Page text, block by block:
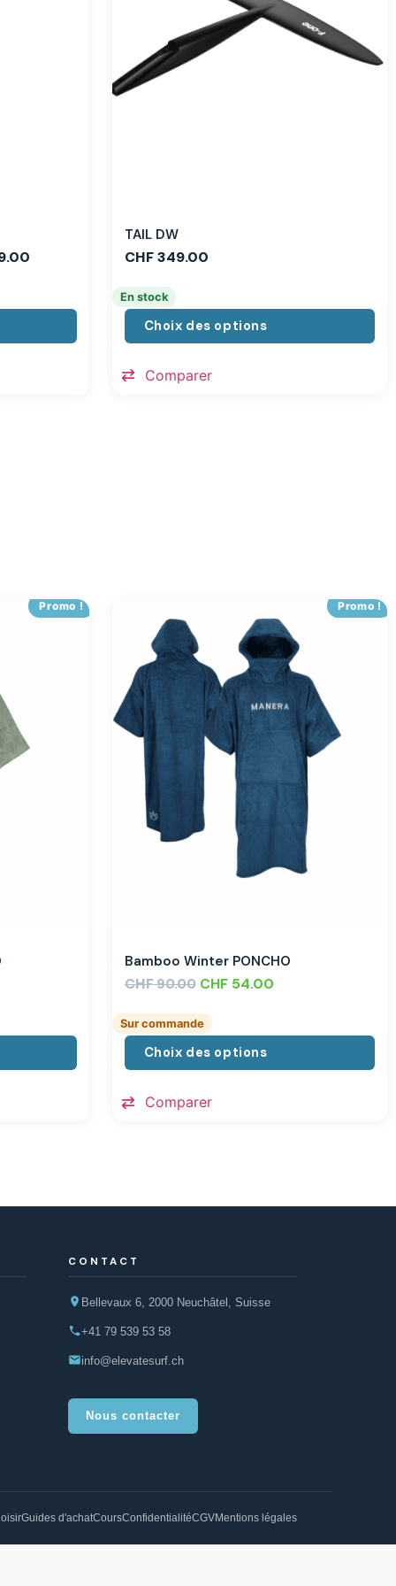
TAIL DW
CHF349.00
En stock
Choix des options
Comparer
Promo ! Promo !
Bamboo Winter PONCHO
CHF90.00 CHF54.00
Sur commande
Choix des options
Comparer
CONTACT
Bellevaux 6, 2000 Neuchâtel, Suisse
+41 79 539 53 58
info@elevatesurf.ch
Nous contacter
Guides d'achatCoursConfidentialitéCGVMentions légales